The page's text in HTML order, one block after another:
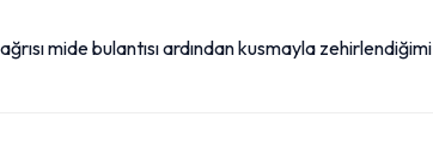
mide bulantısı ardından kusmayla zehirlendiğimi